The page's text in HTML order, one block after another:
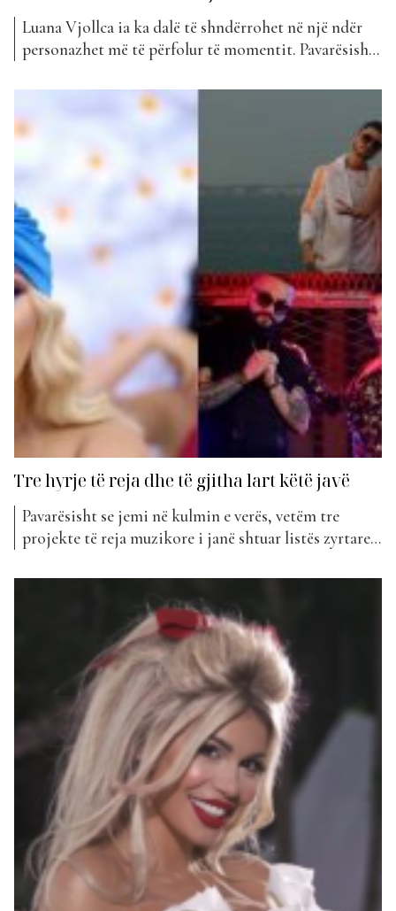
Luana Vjollca ia ka dalë të shndërrohet në një ndër
personazhet më të përfolur të momentit. Pavarësisht
vijuar rrugën e saj, duke besuar fort se me punë
arrihet gjithçka. Edhe pse drejtonte një ndër
programet më të ndjekura në Top Channel,...
Tre hyrje të reja dhe të gjitha lart këtë javë
Pavarësisht se jemi në kulmin e verës, vetëm tre
projekte të reja muzikore i janë shtuar listës zyrtare
shumë të ngarkuar me koncertet e tyre dhe si pasojë
kanë lënë paksa pas dore prodhimin e projekteve të
reja, Edhe pse janë...